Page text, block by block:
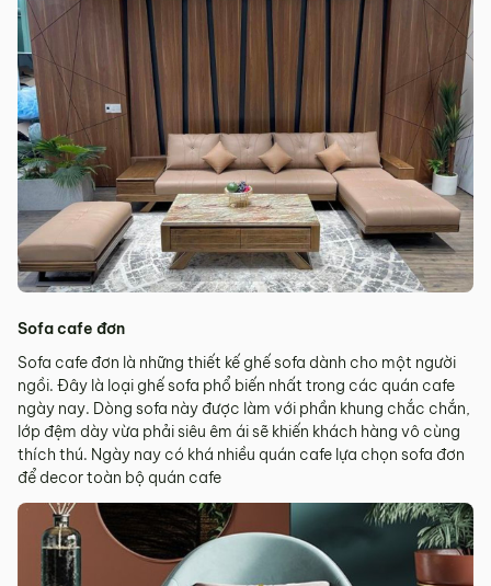
Sofa cafe đơn
Sofa cafe đơn là những thiết kế ghế sofa dành cho một người
ngồi. Đây là loại ghế sofa phổ biến nhất trong các quán cafe
ngày nay. Dòng sofa này được làm với phần khung chắc chắn,
lớp đệm dày vừa phải siêu êm ái sẽ khiến khách hàng vô cùng
thích thú. Ngày nay có khá nhiều quán cafe lựa chọn sofa đơn
để decor toàn bộ quán cafe